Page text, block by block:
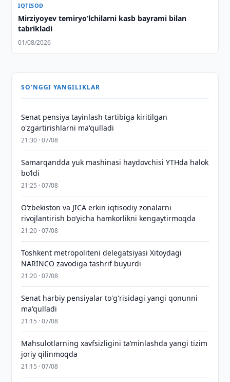
IQTISOD
Mirziyoyev temiryo‘lchilarni kasb bayrami bilan
tabrikladi
01/08/2026
SO'NGGI YANGILIKLAR
Senat pensiya tayinlash tartibiga kiritilgan
o'zgartirishlarni ma'qulladi
21:30 · 07/08
Samarqandda yuk mashinasi haydovchisi YTHda halok
bo‘ldi
21:25 · 07/08
Oʻzbekiston va JICA erkin iqtisodiy zonalarni
rivojlantirish boʻyicha hamkorlikni kengaytirmoqda
21:20 · 07/08
Toshkent metropoliteni delegatsiyasi Xitoydagi
NARINCO zavodiga tashrif buyurdi
21:20 · 07/08
Senat harbiy pensiyalar to'g'risidagi yangi qonunni
ma'qulladi
21:15 · 07/08
Mahsulotlarning xavfsizligini taʼminlashda yangi tizim
joriy qilinmoqda
21:15 · 07/08